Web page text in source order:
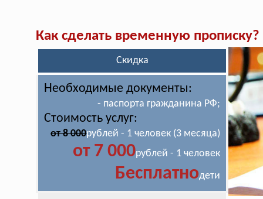
Как сделать временную прописку?
Скидка
Необходимые документы:
- паспорта гражданина РФ;
Стоимость услуг:
от 8 000рублей - 1 человек (3 месяца)
от 7 000рублей - 1 человек
Бесплатнодети